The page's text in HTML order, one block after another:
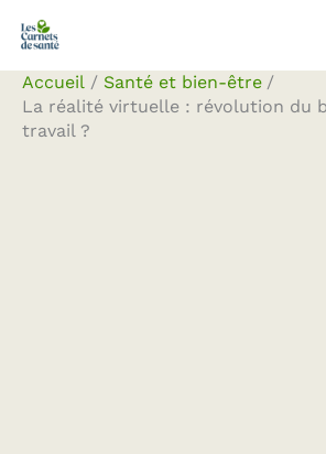
Aller
contenu
Accueil
Santé et bien-être
La réalité virtuelle : révolution du
travail ?
Rechercher